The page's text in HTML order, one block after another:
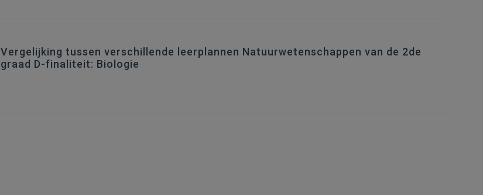
Vergelijking tussen verschillende leerplannen Natuurwetenschappen van de 2de
graad D-finaliteit: Biologie